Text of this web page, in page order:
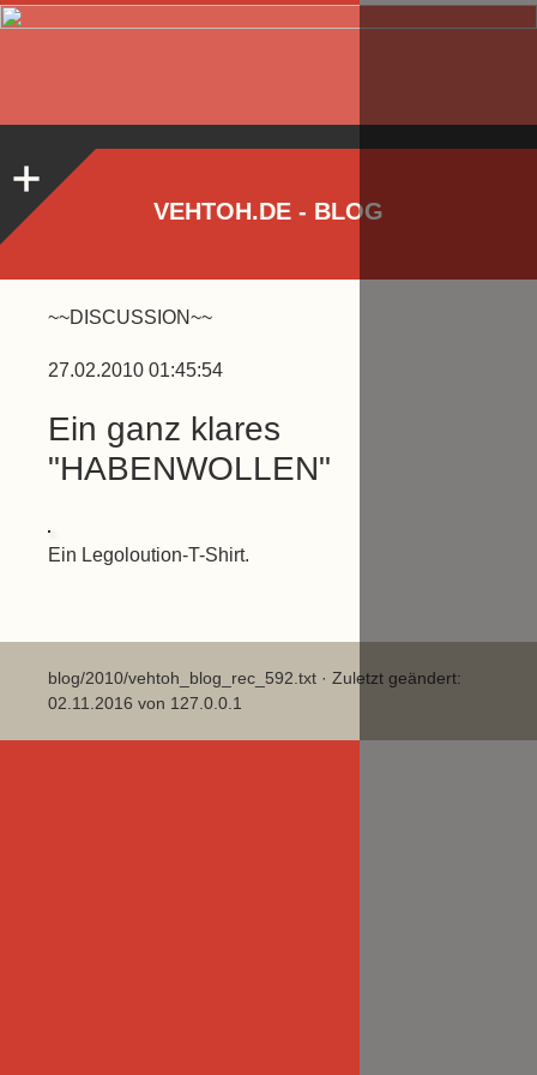
VEHTOH.DE - BLOG
~~DISCUSSION~~
27.02.2010 01:45:54
Ein ganz klares
"HABENWOLLEN"
Ein Legoloution-T-Shirt.
blog/2010/vehtoh_blog_rec_592.txt · Zuletzt geändert:
02.11.2016 von 127.0.0.1